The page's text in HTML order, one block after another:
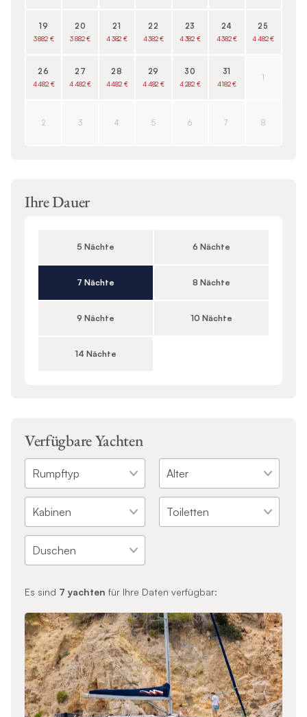
19
3 882 €
20
3 882 €
21
4 382 €
22
4 382 €
23
4 382 €
24
4 382 €
25
4 482 €
26
4 482 €
27
4 482 €
28
4 482 €
29
4 482 €
30
4 282 €
31
4 182 €
1
2 3 4 5 6 7 8
Ihre Dauer
5 Nächte 6 Nächte
7 Nächte 8 Nächte
9 Nächte 10 Nächte
14 Nächte
Verfügbare Yachten
Es sind 7 yachten für Ihre Daten verfügbar: